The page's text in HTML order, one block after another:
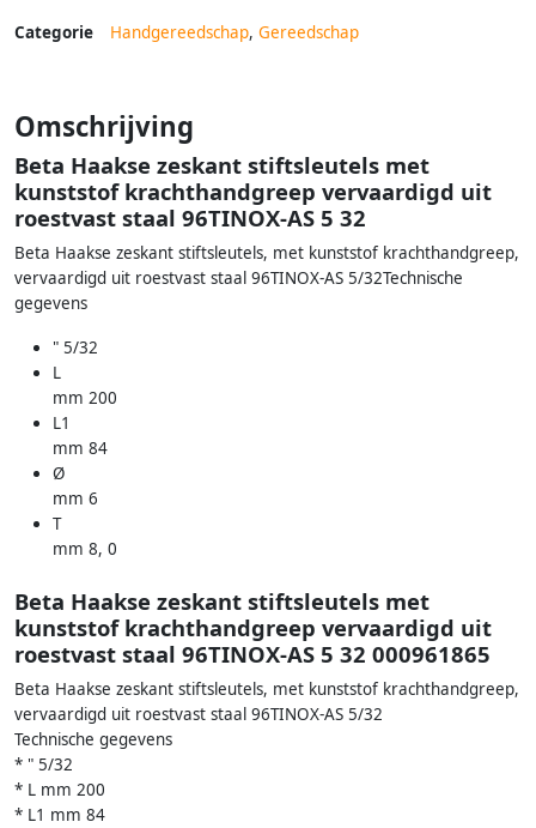
Categorie Handgereedschap, Gereedschap
Omschrijving
Beta Haakse zeskant stiftsleutels met
kunststof krachthandgreep vervaardigd uit
roestvast staal 96TINOX-AS 5 32
Beta Haakse zeskant stiftsleutels, met kunststof krachthandgreep,
vervaardigd uit roestvast staal 96TINOX-AS 5/32Technische
gegevens
" 5/32
L
mm 200
L1
mm 84
Ø
mm 6
T
mm 8, 0
Beta Haakse zeskant stiftsleutels met
kunststof krachthandgreep vervaardigd uit
roestvast staal 96TINOX-AS 5 32 000961865
Beta Haakse zeskant stiftsleutels, met kunststof krachthandgreep,
vervaardigd uit roestvast staal 96TINOX-AS 5/32
Technische gegevens
* " 5/32
* L mm 200
* L1 mm 84